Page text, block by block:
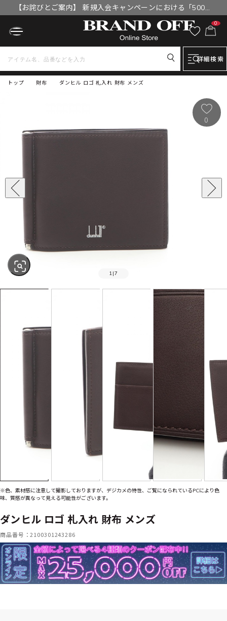
【お詫びとご案内】 新規入会キャンペーンにおける「500円
OFFクーポン」付与漏れと補填について
0
詳細検索
トップ ダンヒル ロゴ 札入れ 財布 メンズ
財布
1 |7
0
※色、素材感に注意して撮影しておりますが、デジカメの特性、ご覧になられているPCにより色
味、質感が異なって見える可能性がございます。
ダンヒル ロゴ 札入れ 財布 メンズ
商品番号：2100301243286